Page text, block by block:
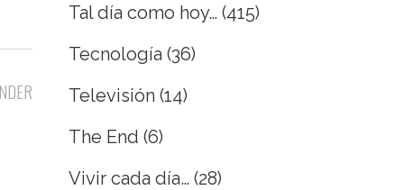
Tal día como hoy… (415)
Tecnología (36)
Televisión (14)
The End (6)
Vivir cada día… (28)